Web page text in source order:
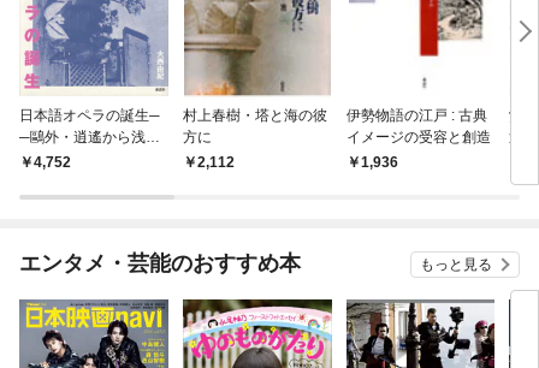
日本語オペラの誕生─
─鷗外・逍遙から浅草
オペラまで
4,752
村上春樹・塔と海の彼
方に
2,112
伊勢物語の江戸 : 古典
イメージの受容と創造
1,936
沖
近
エンタメ・芸能のおすすめ本 もっと見る